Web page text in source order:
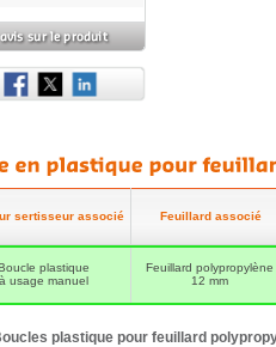
sertisseur associé Feuillard associé
plastique
à usage manuel
Feuillard polypropylène
12 mm
plastique pour feuillard